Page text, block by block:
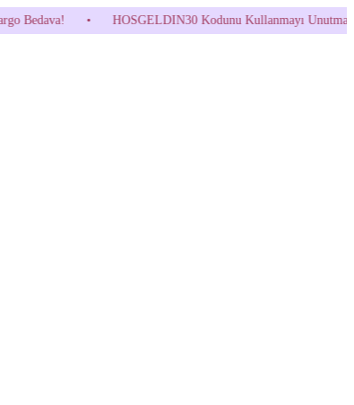
HOSGELDIN30 Kodunu Kullanmayı Unutma! (Parfüm ve